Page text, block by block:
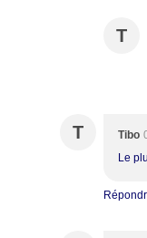
T
T Tibo
Le